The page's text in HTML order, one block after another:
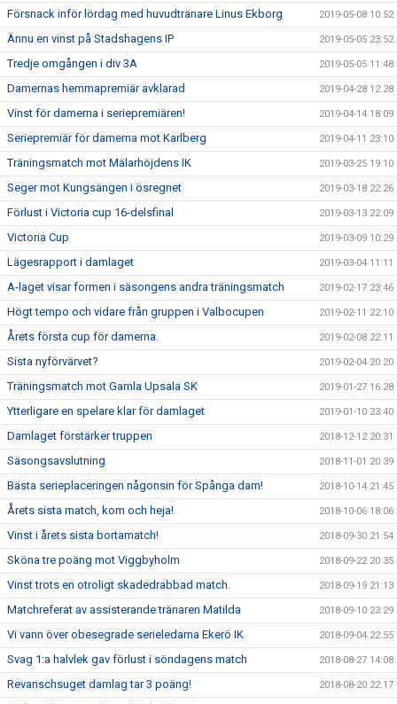
Försnack inför lördag med huvudtränare Linus Ekborg 2019-05-08 10:52
Ännu en vinst på Stadshagens IP 2019-05-05 23:52
Tredje omgången i div 3A 2019-05-05 11:48
Damernas hemmapremiär avklarad 2019-04-28 12:28
Vinst för damerna i seriepremiären! 2019-04-14 18:09
Seriepremiär för damerna mot Karlberg 2019-04-11 23:10
Träningsmatch mot Mälarhöjdens IK 2019-03-25 19:10
Seger mot Kungsängen i ösregnet 2019-03-18 22:26
Förlust i Victoria cup 16-delsfinal 2019-03-13 22:09
Victoria Cup 2019-03-09 10:29
Lägesrapport i damlaget 2019-03-04 11:11
A-laget visar formen i säsongens andra träningsmatch 2019-02-17 23:46
Högt tempo och vidare från gruppen i Valbocupen 2019-02-11 22:10
Årets första cup för damerna. 2019-02-08 22:11
Sista nyförvärvet? 2019-02-04 20:20
Träningsmatch mot Gamla Upsala SK 2019-01-27 16:28
Ytterligare en spelare klar för damlaget 2019-01-10 23:40
Damlaget förstärker truppen 2018-12-12 20:31
Säsongsavslutning 2018-11-01 20:39
Bästa serieplaceringen någonsin för Spånga dam! 2018-10-14 21:45
Årets sista match, kom och heja! 2018-10-06 18:06
Vinst i årets sista bortamatch! 2018-09-30 21:54
Sköna tre poäng mot Viggbyholm 2018-09-22 20:35
Vinst trots en otroligt skadedrabbad match. 2018-09-19 21:13
Matchreferat av assisterande tränaren Matilda 2018-09-10 23:29
Vi vann över obesegrade serieledarna Ekerö IK 2018-09-04 22:55
Svag 1:a halvlek gav förlust i söndagens match 2018-08-27 14:08
Revanschsuget damlag tar 3 poäng! 2018-08-20 22:17